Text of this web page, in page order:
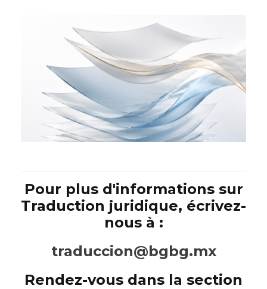
Pour plus d'informations sur
Traduction juridique, écrivez-
nous à :
traduccion@bgbg.mx
Rendez-vous dans la section